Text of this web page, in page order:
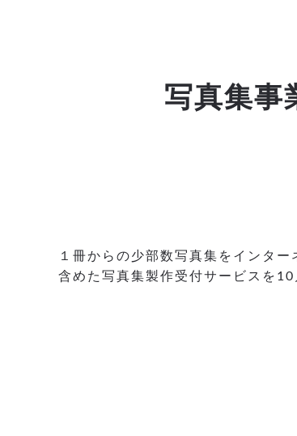
写真集事
１冊からの少部数写真集をインタ
含めた写真集製作受付サービスを10